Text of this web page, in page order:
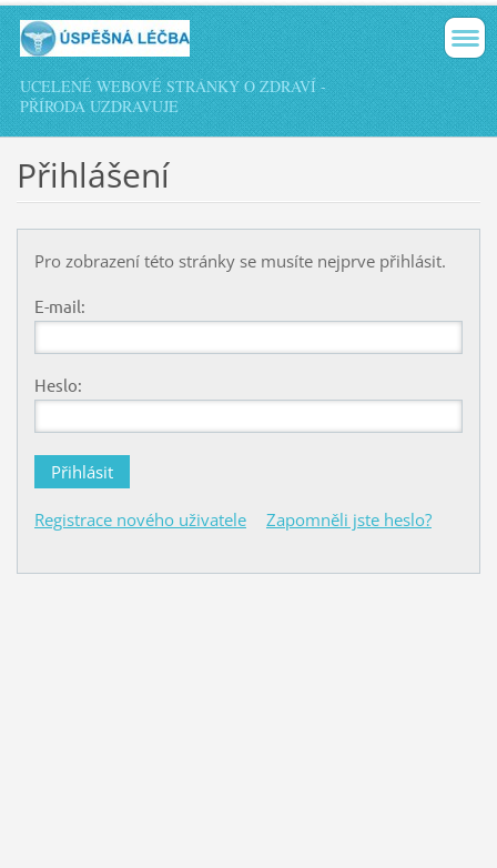
UCELENÉ WEBOVÉ STRÁNKY O ZDRAVÍ -
PŘÍRODA UZDRAVUJE
Přihlášení
Pro zobrazení této stránky se musíte nejprve přihlásit.
E-mail:
Heslo:
Registrace nového uživatele Zapomněli jste heslo?